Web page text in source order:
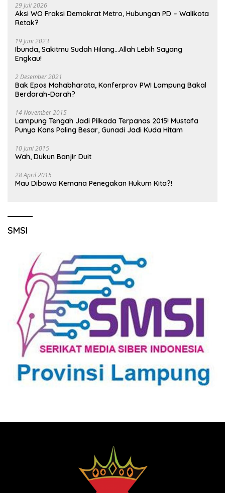
29 Juli 2026
Aksi WO Fraksi Demokrat Metro, Hubungan PD – Walikota
Retak?
19 Juni 2023
Ibunda, Sakitmu Sudah Hilang…Allah Lebih Sayang
Engkau!
2 Desember 2021
Bak Epos Mahabharata, Konferprov PWI Lampung Bakal
Berdarah-Darah?
14 November 2015
Lampung Tengah Jadi Pilkada Terpanas 2015! Mustafa
Punya Kans Paling Besar, Gunadi Jadi Kuda Hitam
10 Juni 2015
Wah, Dukun Banjir Duit
28 April 2015
Mau Dibawa Kemana Penegakan Hukum Kita?!
SMSI